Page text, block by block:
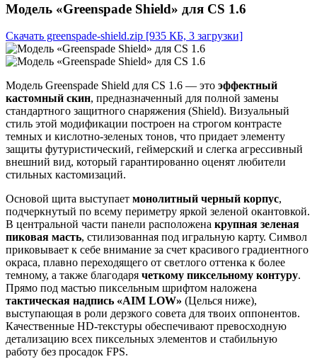
Модель «Greenspade Shield» для CS 1.6
Скачать greenspade-shield.zip [935 КБ, 3 загрузки]
Модель Greenspade Shield для CS 1.6 — это эффектный
кастомный скин, предназначенный для полной замены
стандартного защитного снаряжения (Shield). Визуальный
стиль этой модификации построен на строгом контрасте
темных и кислотно-зеленых тонов, что придает элементу
защиты футуристический, геймерский и слегка агрессивный
внешний вид, который гарантированно оценят любители
стильных кастомизаций.
Основой щита выступает монолитный черный корпус,
подчеркнутый по всему периметру яркой зеленой окантовкой.
В центральной части панели расположена крупная зеленая
пиковая масть, стилизованная под игральную карту. Символ
приковывает к себе внимание за счет красивого градиентного
окраса, плавно переходящего от светлого оттенка к более
темному, а также благодаря четкому пиксельному контуру.
Прямо под мастью пиксельным шрифтом наложена
тактическая надпись «AIM LOW» (Целься ниже),
выступающая в роли дерзкого совета для твоих оппонентов.
Качественные HD-текстуры обеспечивают превосходную
детализацию всех пиксельных элементов и стабильную
работу без просадок FPS.